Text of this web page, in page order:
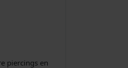
piercings en